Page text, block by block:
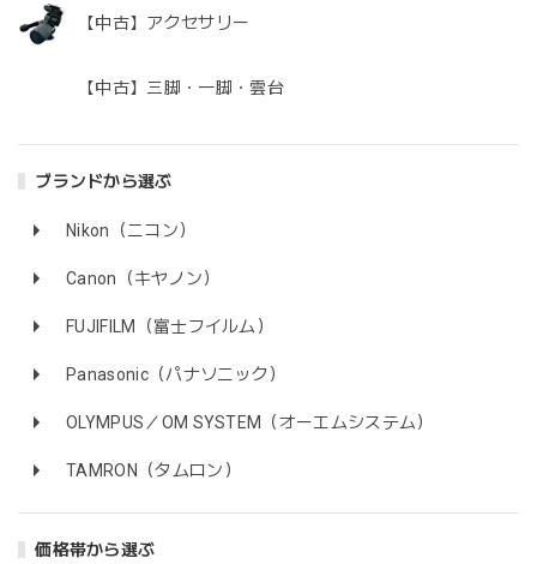
【中古】アクセサリー
【中古】三脚・一脚・雲台
ブランドから選ぶ
Nikon（ニコン）
Canon（キヤノン）
FUJIFILM（富士フイルム）
Panasonic（パナソニック）
OLYMPUS／OM SYSTEM（オーエムシステム）
TAMRON（タムロン）
価格帯から選ぶ